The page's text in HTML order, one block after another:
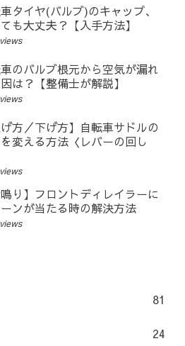
タイヤ(バルブ)のキャップ、
も大丈夫？【入手方法】
のバルブ根元から空気が漏れ
は？【整備士が解説】
げ方／下げ方】自転車サドルの
変える方法〈レバーの回し
鳴り】フロントディレイラーに
ンが当たる時の解決方法
81
24